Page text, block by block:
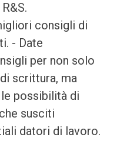
consigli di
- Date
per non solo
scrittura, ma
possibilità di
susciti
datori di lavoro.